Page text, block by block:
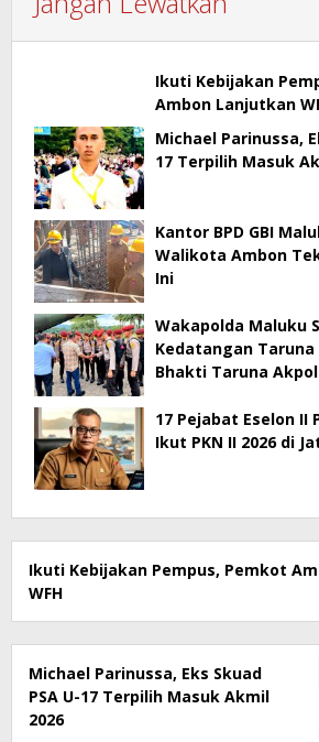
Ikuti Kebijakan
Ambon Lanjutkan
Michael Parinussa,
17 Terpilih Masuk
Kantor BPD GBI
Walikota Ambon
Ini
Wakapolda Maluku
Kedatangan
Bhakti Taruna
17 Pejabat Eselon II
Ikut PKN II 2026 di
Ikuti Kebijakan Pempus, Pemkot
WFH
Michael Parinussa, Eks Skuad
PSA U-17 Terpilih Masuk Akmil
2026